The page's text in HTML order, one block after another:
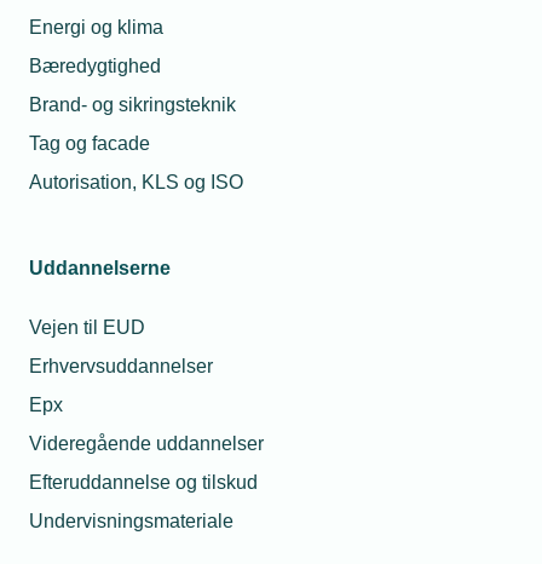
Energi og klima
Bæredygtighed
Brand- og sikringsteknik
Tag og facade
Autorisation, KLS og ISO
Uddannelserne
Vejen til EUD
Erhvervsuddannelser
Epx
Videregående uddannelser
Efteruddannelse og tilskud
Undervisningsmateriale